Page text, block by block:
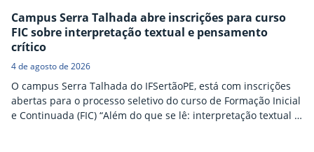
Campus Serra Talhada abre inscrições para curso
FIC sobre interpretação textual e pensamento
crítico
4 de agosto de 2026
O campus Serra Talhada do IFSertãoPE, está com inscrições
abertas para o processo seletivo do curso de Formação Inicial
e Continuada (FIC) “Além do que se lê: interpretação textual e